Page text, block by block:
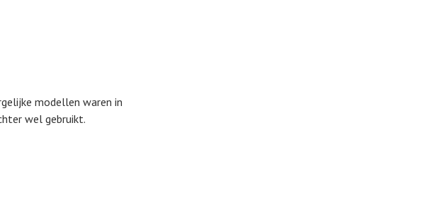
modellen waren in
wel gebruikt.